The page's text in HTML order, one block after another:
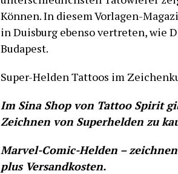
Können. In diesem Vorlagen-
in Duisburg ebenso vertreten, wie
Budapest.
Super-Helden Tattoos im
Im Sina Shop von Tattoo Spirit
Zeichnen von Superhelden zu
Marvel-Comic-Helden –
plus Versandkosten.